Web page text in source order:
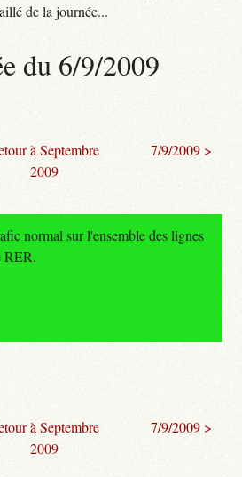
de la journée...
du 6/9/2009
à Septembre
2009
7/9/2009 >
normal sur l'ensemble des lignes
RER.
à Septembre
2009
7/9/2009 >